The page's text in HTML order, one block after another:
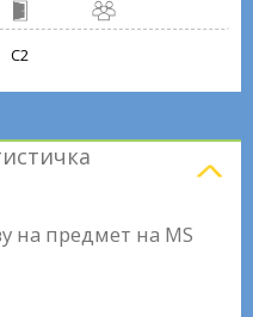
С2
на предмет на MS